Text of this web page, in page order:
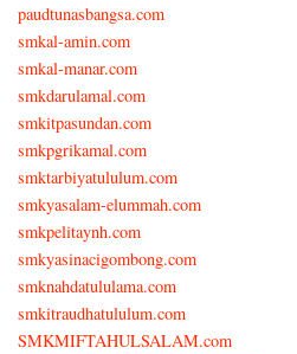
paudtunasbangsa.com
smkal-amin.com
smkal-manar.com
smkdarulamal.com
smkitpasundan.com
smkpgrikamal.com
smktarbiyatululum.com
smkyasalam-elummah.com
smkpelitaynh.com
smkyasinacigombong.com
smknahdatululama.com
smkitraudhatululum.com
SMKMIFTAHULSALAM.com